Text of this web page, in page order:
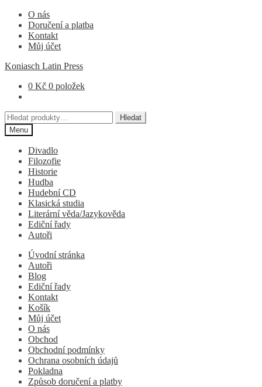
Přeskočit
navigaci
Přejít
obsahu
webu
O nás
Doručení a platba
Kontakt
Můj účet
Koniasch Latin Press
0 Kč 0 položek
Hledat:
Hledat
Menu
Divadlo
Filozofie
Historie
Hudba
Hudební CD
Klasická studia
Literární věda/Jazykověda
Ediční řady
Autoři
Úvodní stránka
Autoři
Blog
Ediční řady
Kontakt
Košík
Můj účet
O nás
Obchod
Obchodní podmínky
Ochrana osobních údajů
Pokladna
Způsob doručení a platby